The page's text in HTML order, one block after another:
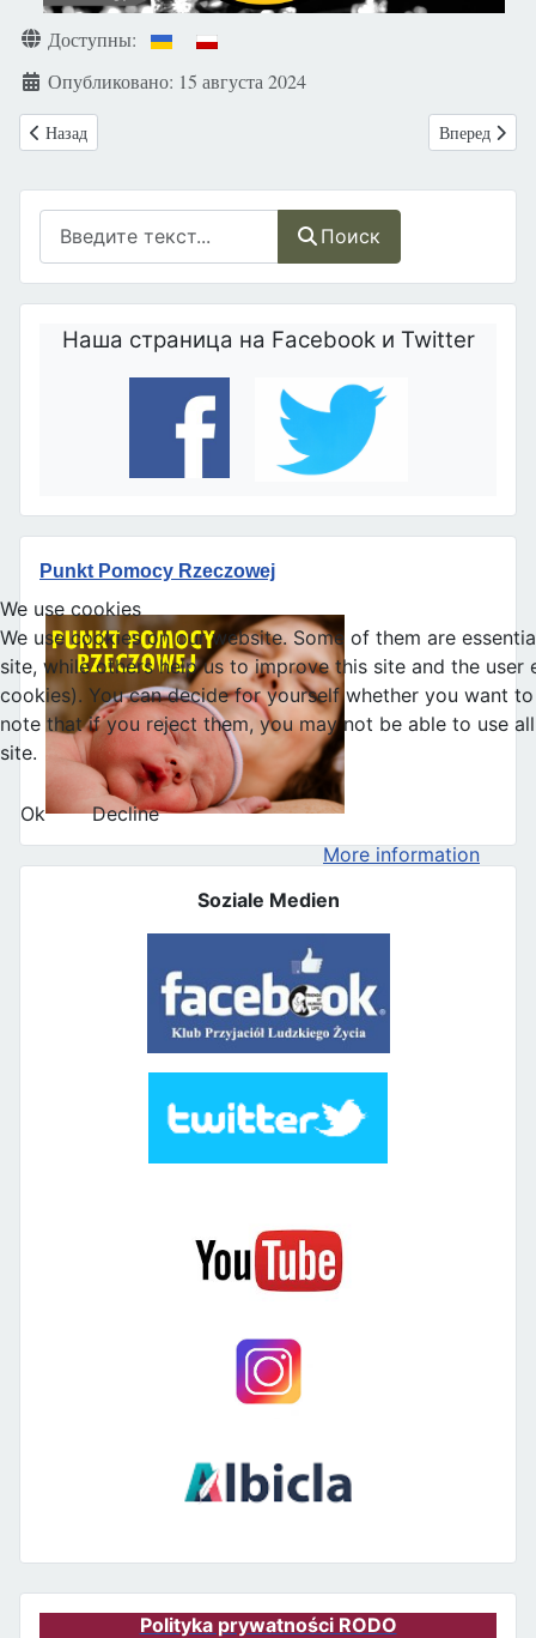
Поиск
Наша страница на Facebook и Twitter
Punkt Pomocy Rzeczowej
Soziale Medien
Доступны:
Опубликовано: 15 августа 2024
Предыдущий: Приглашаем на серию Life Talks под названием:
Назад Следующий:
Вперед
Polityka prywatności RODO
We use cookies
We use cookies on our website. Some of them are
site, while others help us to improve this site and the user
cookies). You can decide for yourself whether you want
note that if you reject them, you may not be able to use
site.
Ok
Decline
More information